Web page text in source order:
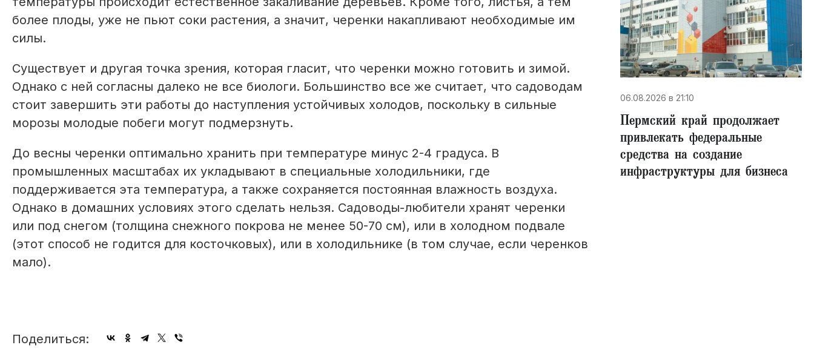
более плоды, уже не пьют соки растения, а значит, черенки накапливают необходимые им
силы.
Существует и другая точка зрения, которая гласит, что черенки можно готовить и зимой.
Однако с ней согласны далеко не все биологи. Большинство все же считает, что садоводам
стоит завершить эти работы до наступления устойчивых холодов, поскольку в сильные
морозы молодые побеги могут подмерзнуть.
До весны черенки оптимально хранить при температуре минус 2-4 градуса. В
промышленных масштабах их укладывают в специальные холодильники, где
поддерживается эта температура, а также сохраняется постоянная влажность воздуха.
Однако в домашних условиях этого сделать нельзя. Садоводы-любители хранят черенки
или под снегом (толщина снежного покрова не менее 50-70 см), или в холодном подвале
(этот способ не годится для косточковых), или в холодильнике (в том случае, если черенков
мало).
Поделиться:
06.08.2026 в 21:10
Пермский край продолжает
привлекать федеральные
средства на создание
инфраструктуры для бизнеса